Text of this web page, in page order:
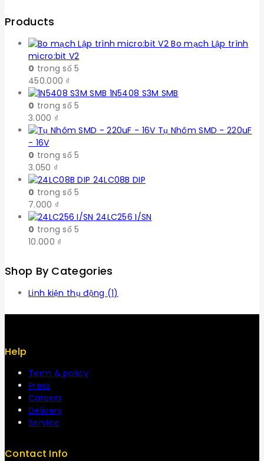
Products
Bo mạch Lập trình
micro:bit V2
0 trong số 5
450.000 ₫
1N5408 S3M SMB
0 trong số 5
3.000 ₫
Tụ Nhôm SMD - 220uF
- 16V
0 trong số 5
3.050 ₫
24LC08B DIP
0 trong số 5
7.000 ₫
24LC256 I/SN
0 trong số 5
10.000 ₫
Shop By Categories
Linh kiện thụ động (1)
Help
Term & policy
Press
Careers
Delivery
Service
Contact Info